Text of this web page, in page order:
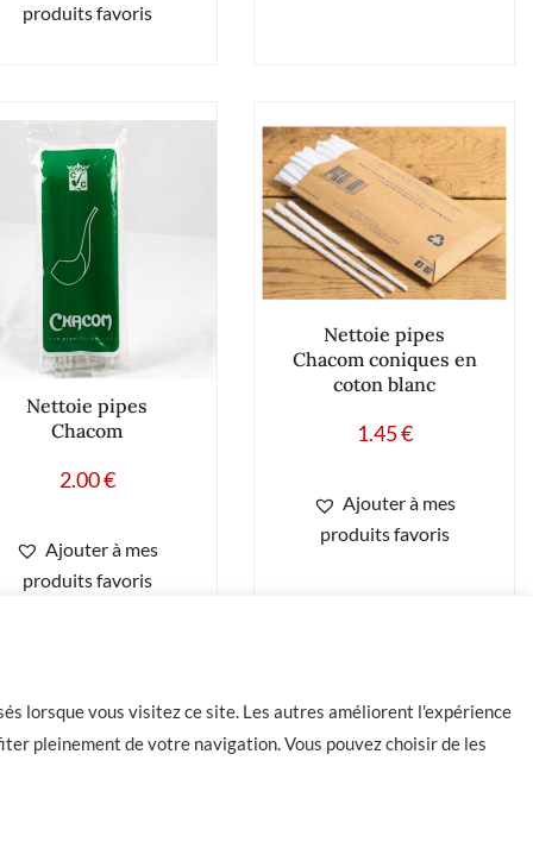
produits favoris
Nettoie pipes
Chacom
2.00€
Ajouter à mes
produits favoris
Nettoie pipes
Chacom coniques en
coton blanc
1.45€
Ajouter à mes
produits favoris
lorsque vous visitez ce site. Les autres améliorent l'expérience
pleinement de votre navigation. Vous pouvez choisir de les